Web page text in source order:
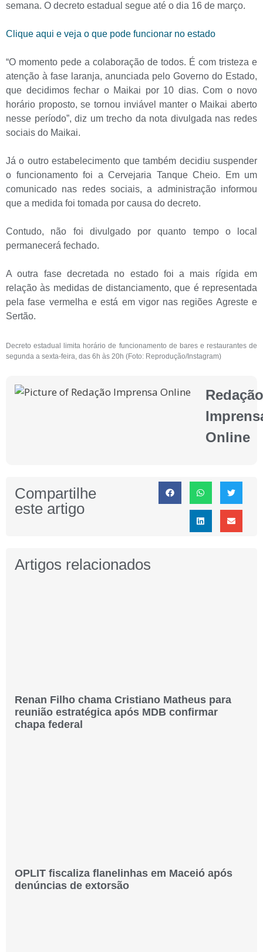
semana. O decreto estadual segue até o dia 16 de março.
Clique aqui e veja o que pode funcionar no estado
“O momento pede a colaboração de todos. É com tristeza e
atenção à fase laranja, anunciada pelo Governo do Estado,
que decidimos fechar o Maikai por 10 dias. Com o novo
horário proposto, se tornou inviável manter o Maikai aberto
nesse período”, diz um trecho da nota divulgada nas redes
sociais do Maikai.
Já o outro estabelecimento que também decidiu suspender
o funcionamento foi a Cervejaria Tanque Cheio. Em um
comunicado nas redes sociais, a administração informou
que a medida foi tomada por causa do decreto.
Contudo, não foi divulgado por quanto tempo o local
permanecerá fechado.
A outra fase decretada no estado foi a mais rígida em
relação às medidas de distanciamento, que é representada
pela fase vermelha e está em vigor nas regiões Agreste e
Sertão.
Decreto estadual limita horário de funcionamento de bares e restaurantes de
segunda a sexta-feira, das 6h às 20h (Foto: Reprodução/Instagram)
Redação
Online
Compartilhe
este artigo
Artigos relacionados
Renan Filho chama Cristiano Matheus para
reunião estratégica após MDB confirmar
chapa federal
OPLIT fiscaliza flanelinhas em Maceió após
denúncias de extorsão